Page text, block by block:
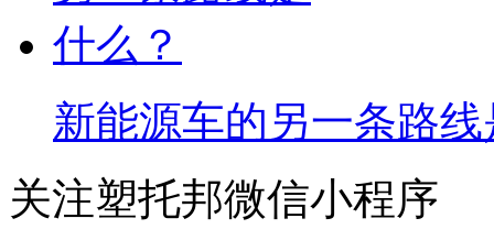
新能源车的另一条路
关注塑托邦微信小程序